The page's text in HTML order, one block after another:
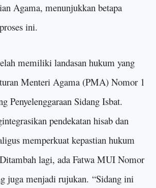
Agama, menunjukkan betapa
ini.
memiliki landasan hukum yang
Menteri Agama (PMA) Nomor 1
Penyelenggaraan Sidang Isbat.
pendekatan hisab dan
memperkuat kepastian hukum
lagi, ada Fatwa MUI Nomor
juga menjadi rujukan. “Sidang ini